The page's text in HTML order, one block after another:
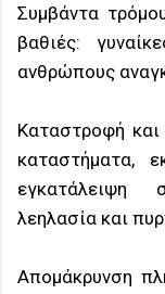
Συμβάντα
βαθιές:
ανθρώπους
Καταστροφή και
καταστήματα,
εγκατάλειψη
λεηλασία και
Απομάκρυνση